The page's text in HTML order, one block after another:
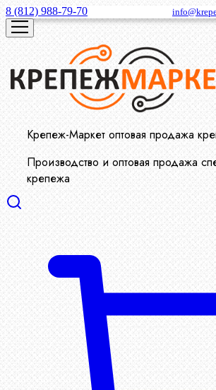
8 (812) 988-79-70
Крепеж-Маркет оптовая продажа
Производство и оптовая продажа
крепежа